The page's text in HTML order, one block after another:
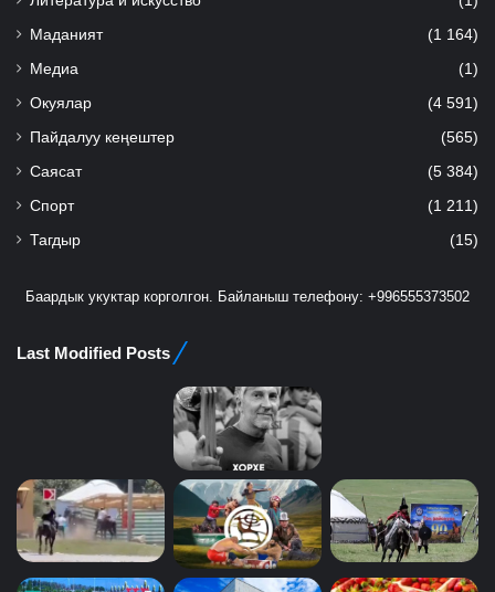
Маданият (1 164)
Медиа (1)
Окуялар (4 591)
Пайдалуу кеңештер (565)
Саясат (5 384)
Спорт (1 211)
Тагдыр (15)
Баардык укуктар корголгон. Байланыш телефону: +996555373502
Last Modified Posts